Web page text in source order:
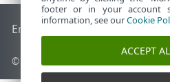
End of Life База знань ESET
© 1992 - 2026 ESET, spol. s r.o. -
footer or in your account
information, see ourCookie
ACCEPT